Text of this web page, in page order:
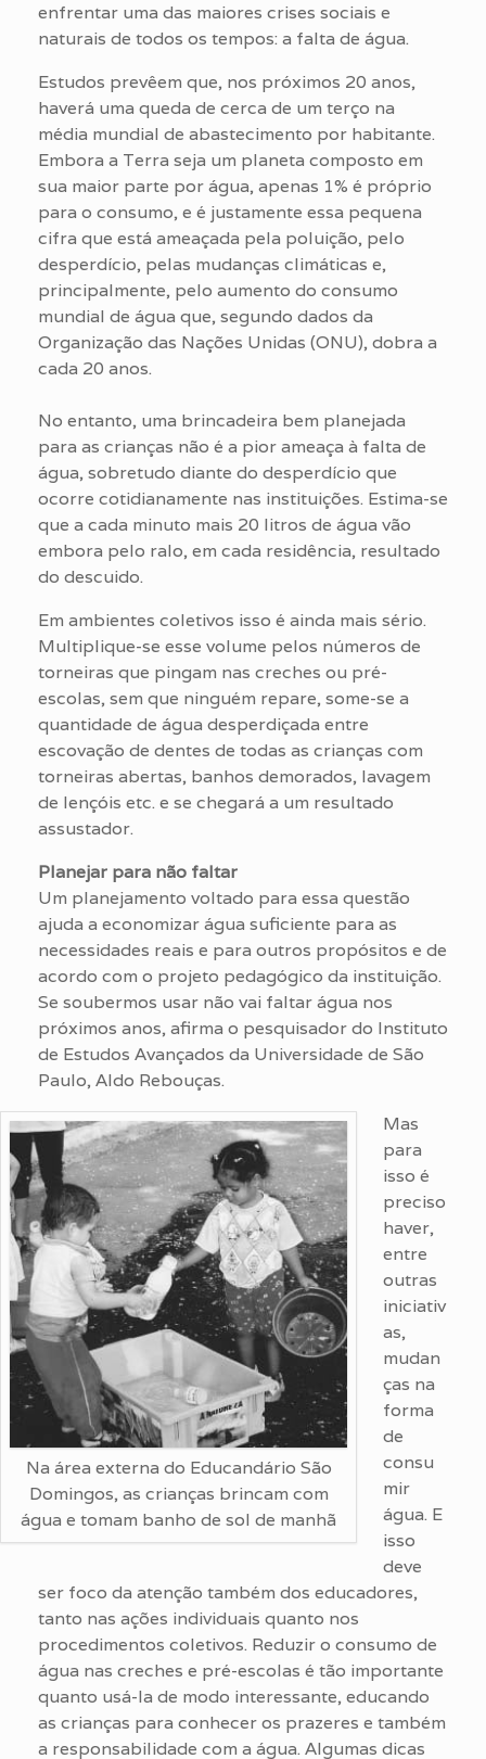
enfrentar uma das maiores crises sociais e
naturais de todos os tempos: a falta de água.
Estudos prevêem que, nos próximos 20 anos,
haverá uma queda de cerca de um terço na
média mundial de abastecimento por habitante.
Embora a Terra seja um planeta composto em
sua maior parte por água, apenas 1% é próprio
para o consumo, e é justamente essa pequena
cifra que está ameaçada pela poluição, pelo
desperdício, pelas mudanças climáticas e,
principalmente, pelo aumento do consumo
mundial de água que, segundo dados da
Organização das Nações Unidas (ONU), dobra a
cada 20 anos.
No entanto, uma brincadeira bem planejada
para as crianças não é a pior ameaça à falta de
água, sobretudo diante do desperdício que
ocorre cotidianamente nas instituições. Estima-se
que a cada minuto mais 20 litros de água vão
embora pelo ralo, em cada residência, resultado
do descuido.
Em ambientes coletivos isso é ainda mais sério.
Multiplique-se esse volume pelos números de
torneiras que pingam nas creches ou pré-
escolas, sem que ninguém repare, some-se a
quantidade de água desperdiçada entre
escovação de dentes de todas as crianças com
torneiras abertas, banhos demorados, lavagem
de lençóis etc. e se chegará a um resultado
assustador.
Planejar para não faltar
Um planejamento voltado para essa questão
ajuda a economizar água suficiente para as
necessidades reais e para outros propósitos e de
acordo com o projeto pedagógico da instituição.
Se soubermos usar não vai faltar água nos
próximos anos, afirma o pesquisador do Instituto
de Estudos Avançados da Universidade de São
Paulo, Aldo Rebouças.
Na área externa do Educandário São
Domingos, as crianças brincam com
água e tomam banho de sol de manhã
Mas
para
isso é
preciso
haver,
entre
outras
iniciativ
as,
mudan
ças na
forma
de
consu
mir
água. E
isso
deve
ser foco da atenção também dos educadores,
tanto nas ações individuais quanto nos
procedimentos coletivos. Reduzir o consumo de
água nas creches e pré-escolas é tão importante
quanto usá-la de modo interessante, educando
as crianças para conhecer os prazeres e também
a responsabilidade com a água. Algumas dicas